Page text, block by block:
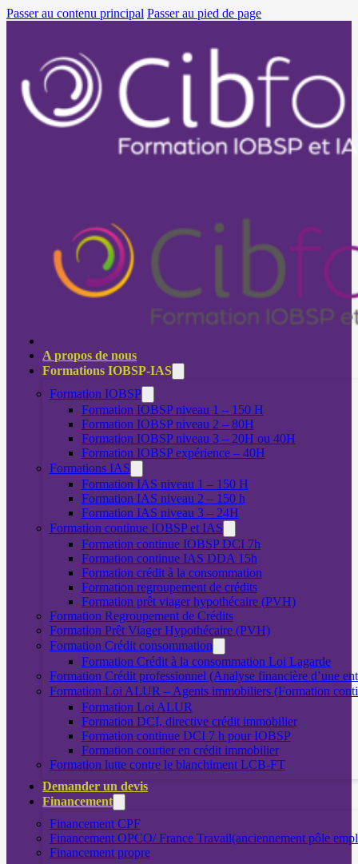
Passer au contenu principal Passer au pied de page
A propos de nous
Formations IOBSP-IAS
Formation IOBSP
Formation IOBSP niveau 1 – 150 H
Formation IOBSP niveau 2 – 80H
Formation IOBSP niveau 3 – 20H ou 40H
Formation IOBSP expérience – 40H
Formations IAS
Formation IAS niveau 1 – 150 H
Formation IAS niveau 2 – 150 h
Formation IAS niveau 3 – 24H
Formation continue IOBSP et IAS
Formation continue IOBSP DCI 7h
Formation continue IAS DDA 15h
Formation crédit à la consommation
Formation regroupement de crédits
Formation prêt viager hypothécaire (PVH)
Formation Regroupement de Crédits
Formation Prêt Viager Hypothécaire (PVH)
Formation Crédit consommation
Formation Crédit à la consommation Loi Lagarde
Formation Crédit professionnel (Analyse financière d’une
Formation Loi ALUR – Agents immobiliers (Formation
Formation Loi ALUR
Formation DCI, directive crédit immobilier
Formation continue DCI 7 h pour IOBSP
Formation courtier en crédit immobilier
Formation lutte contre le blanchiment LCB-FT
Demander un devis
Financement
Financement CPF
Financement OPCO/ France Travail(anciennement pôle
Financement propre